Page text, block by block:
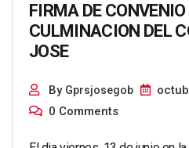
FIRMA DE
CULMINACION DEL
JOSE
By Gprsjosegob
0 Comments